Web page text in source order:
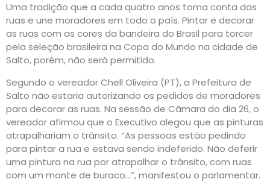
Uma tradição que a cada quatro anos toma conta das
ruas e une moradores em todo o país. Pintar e decorar
as ruas com as cores da bandeira do Brasil para torcer
pela seleção brasileira na Copa do Mundo na cidade de
Salto, porém, não será permitido.
Segundo o vereador Chell Oliveira (PT), a Prefeitura de
Salto não estaria autorizando os pedidos de moradores
para decorar as ruas. Na sessão de Câmara do dia 26, o
vereador afirmou que o Executivo alegou que as pinturas
atrapalhariam o trânsito. “As pessoas estão pedindo
para pintar a rua e estava sendo indeferido. Não deferir
uma pintura na rua por atrapalhar o trânsito, com ruas
com um monte de buraco…”, manifestou o parlamentar.